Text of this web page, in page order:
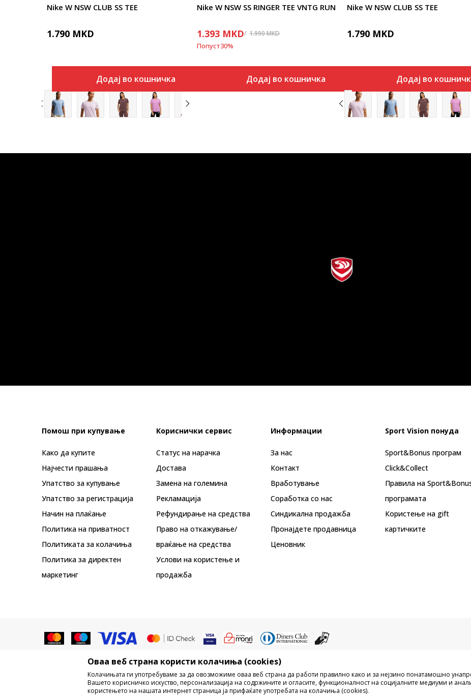
Nike W NSW CLUB SS TEE
1.790 MKD
Додај во кошничка
Nike W NSW SS RINGER TEE VNTG RUN
1.393 MKD 1.990MKD
Попуст30%
Додај во кошничка
Nike W NSW CLUB SS TEE
1.790 MKD
Додај во
Помош при купување
Како да купите
Најчести прашања
Упатство за купување
Упатство за регистрација
Начин на плаќање
Политика на приватност
Политиката за колачиња
Политика за директен
маркетинг
Кориснички сервис
Статус на нарачка
Достава
Замена на големина
Рекламациja
Рефундирање на средства
Право на откажување/
враќање на средства
Услови на користење и
продажба
Информации
За нас
Контакт
Вработување
Соработка со нас
Синдикална продажба
Пронајдете продавница
Ценовник
Sport Vision понуда
Sport&Bonus програм
Click&Collect
Правила на
програмата
Користење на gift
картичките
Не е дозволено превземање или користење на содржината од интернет страните на Sport Vision, делумно или
трговски марки, комерцијални содржини, ниту истите да се отстапуваат на трети лица, јавно да се објавуваат или
без писмена согласност од БДС.МК ДООЕЛ.
Оваа веб страна користи колачиња (cookies)
Колачињата ги употребуваме за да овозможиме оваа веб страна да работи правилно како и за нејзино понатамошно
Вашето корисничко искуство, персонализација на содржините и огласите, функционалност на социјалните медиуми и
користењето на нашата интернет страница ја прифаќате употребата на колачиња (cookies).